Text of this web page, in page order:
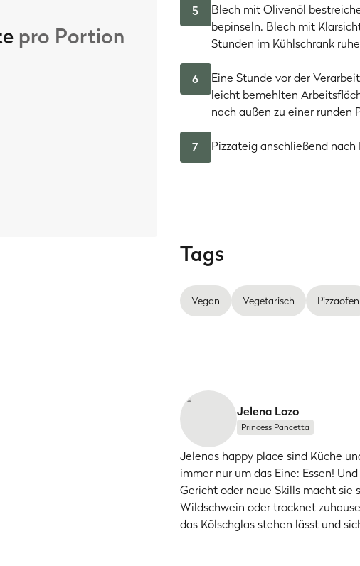
pro Portion
5
Blech mit Olivenöl
bepinseln. Blech mit
Stunden im Kühlschrank
6
Eine Stunde vor der
leicht bemehlten
nach außen zu einer runden
7 Pizzateig anschließend
Tags
Vegan Vegetarisch Pizzaofen
Jelena Lozo
Princess Pancetta
Jelenas happy place sind Küche
immer nur um das Eine: Essen!
Gericht oder neue Skills macht sie
Wildschwein oder trocknet
das Kölschglas stehen lässt und